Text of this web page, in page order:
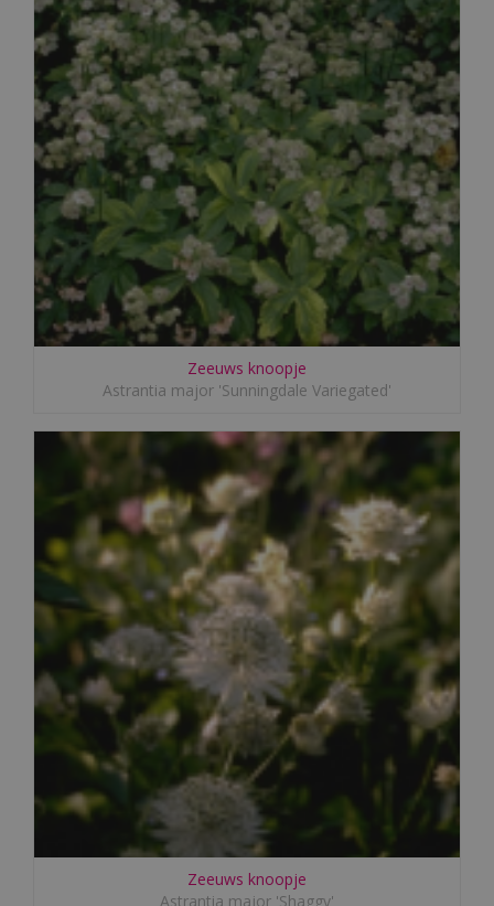
Zeeuws knoopje
Astrantia major 'Sunningdale Variegated'
Zeeuws knoopje
Astrantia major 'Shaggy'